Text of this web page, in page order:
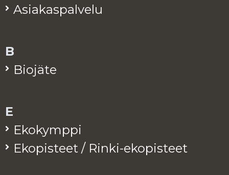
Asia­kas­pal­ve­lu
B
Bio­jä­te
E
Eko­kymp­pi
Eko­pis­teet / Rinki-eko­pis­teet